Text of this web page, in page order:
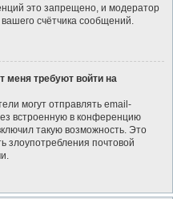
это запрещено, и модератор
счётчика сообщений.
меня требуют войти на
могут отправлять email-
встроенную в конференцию
такую возможность. Это
злоупотребления почтовой